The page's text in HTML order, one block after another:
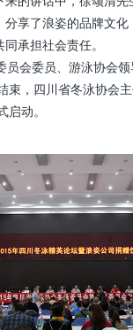
分享了浪姿的品牌文
承担社会责任。
会委员、游泳协会
束，四川省冬泳协会
动。